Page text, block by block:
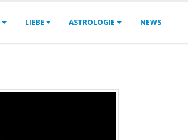
LIEBE ASTROLOGIE NEWS